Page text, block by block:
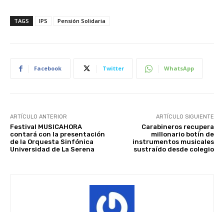
TAGS IPS Pensión Solidaria
Facebook Twitter WhatsApp
ARTÍCULO ANTERIOR
Festival MUSICAHORA
contará con la presentación
de la Orquesta Sinfónica
Universidad de La Serena
ARTÍCULO SIGUIENTE
Carabineros recupera
millonario botín de
instrumentos musicales
sustraído desde colegio